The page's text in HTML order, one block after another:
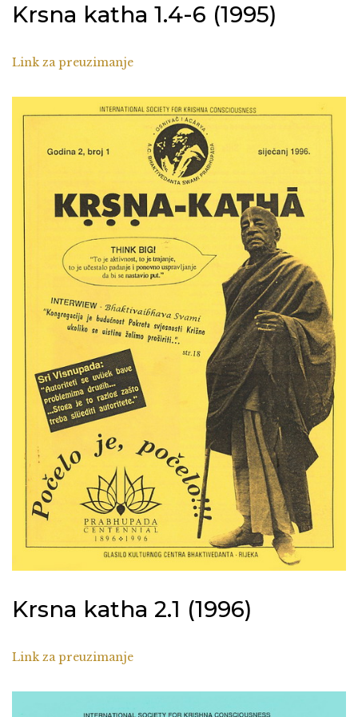
Krsna katha 1.4-6 (1995)
Link za preuzimanje
Krsna katha 2.1 (1996)
Link za preuzimanje